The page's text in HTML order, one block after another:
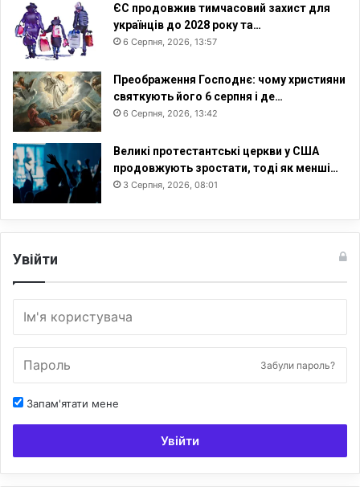
ЄС продовжив тимчасовий захист для
українців до 2028 року та…
6 Серпня, 2026, 13:57
Преображення Господнє: чому християни
святкують його 6 серпня і де…
6 Серпня, 2026, 13:42
Великі протестантські церкви у США
продовжують зростати, тоді як менші…
3 Серпня, 2026, 08:01
Увійти
Забули пароль?
Запам'ятати мене
Увійти